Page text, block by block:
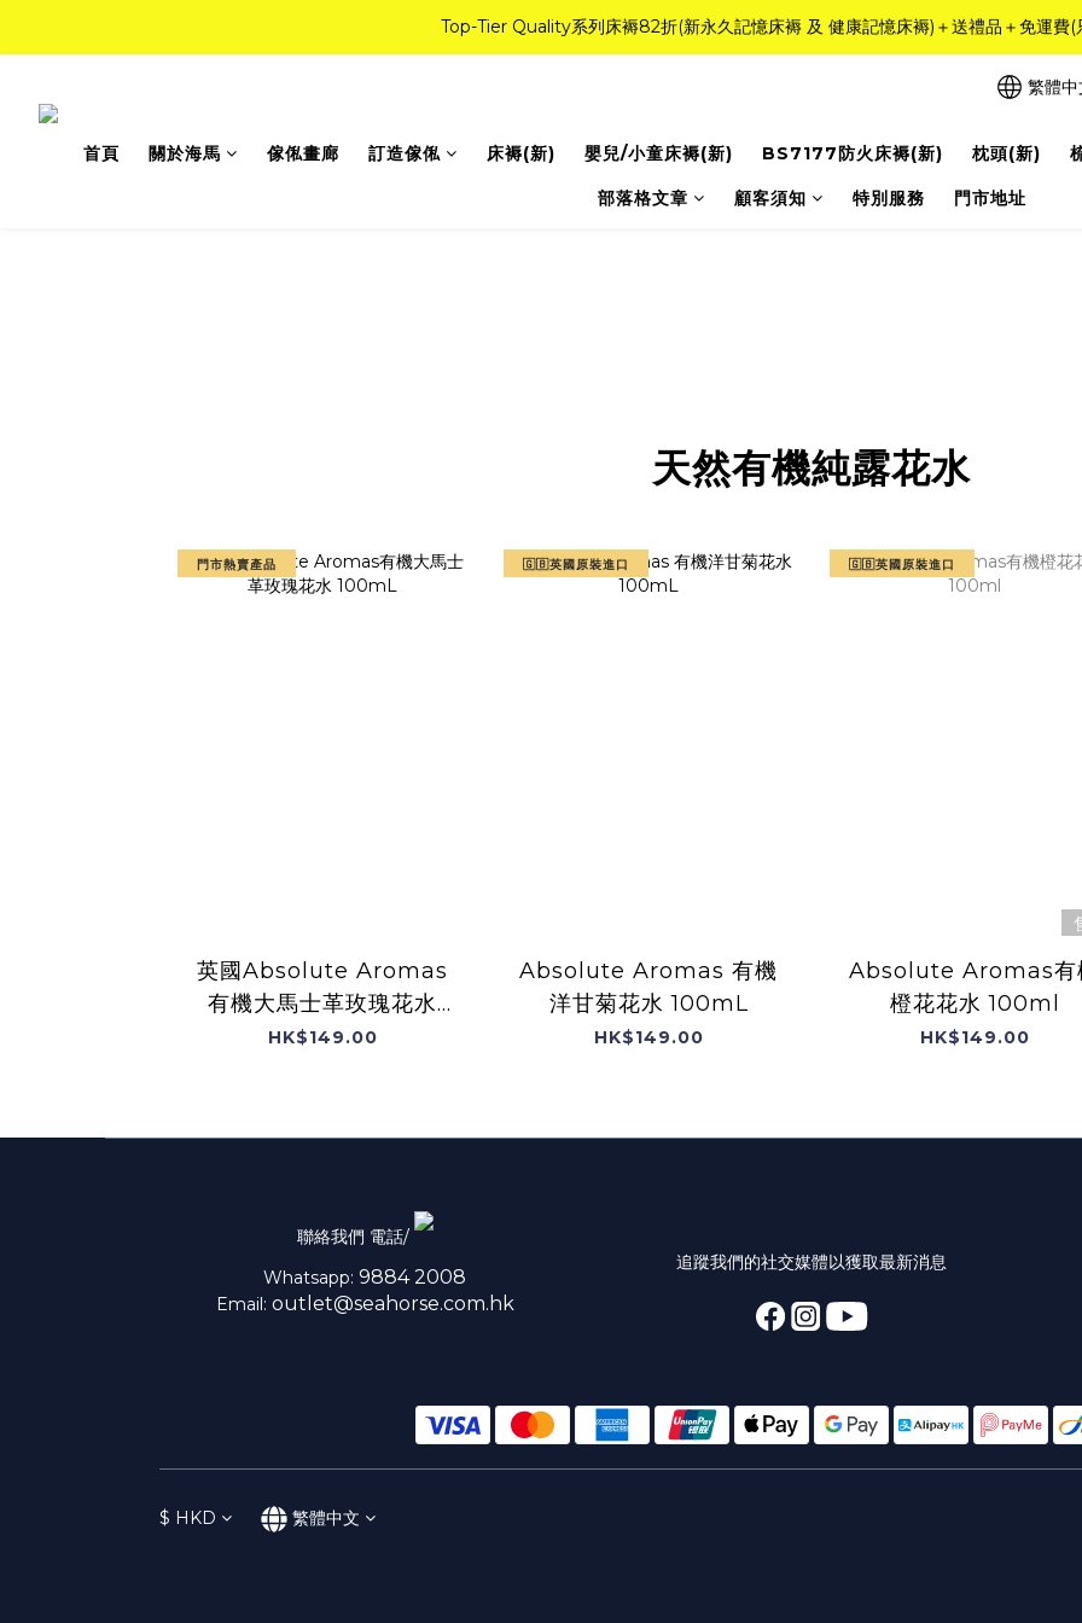
如需訂造特別尺寸床褥，請聯繫海馬牌Outlet客服 WhatsApp
Top-Tier Quality系列床褥82折(新永久記憶床褥 及 健康記憶床褥)＋送禮品＋免運費(
繁體中
首頁 關於海馬 傢俬畫廊 訂造傢俬 床褥(新) 嬰兒/小童床褥(新) BS7177防火床褥(新) 枕頭(新)
部落格文章 顧客須知 特別服務 門市地址
天然有機純露花水
門市熱賣產品
英國Absolute Aromas
有機大馬士革玫瑰花水
100mL
HK$149.00
🇬🇧英國原裝進口
Absolute Aromas 有機
洋甘菊花水 100mL
HK$149.00
🇬🇧英國原裝進口
Absolute Aromas有
橙花花水 100ml
HK$149.00
聯絡我們 電話/
Whatsapp: 9884 2008
Email: outlet@seahorse.com.hk
追蹤我們的社交媒體以獲取最新消息
$ HKD 繁體中文